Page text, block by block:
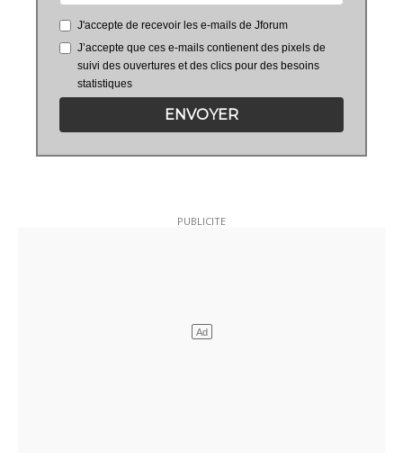
J'accepte de recevoir les e-mails de Jforum
J’accepte que ces e-mails contienent des pixels de
suivi des ouvertures et des clics pour des besoins
statistiques
ENVOYER